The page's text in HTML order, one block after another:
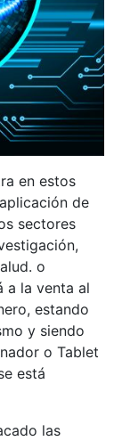
en estos
de
sectores
o
a la venta al
estando
y siendo
o Tablet
está
las